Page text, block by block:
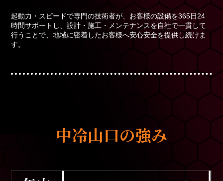
起動力・スピードで専門の技術者が、お客様の設備を365日24
時間サポートし、設計・施工・メンテナンスを自社で一貫して
行うことで、地域に密着したお客様へ安心安全を提供し続けま
す。
中冷山口の強み